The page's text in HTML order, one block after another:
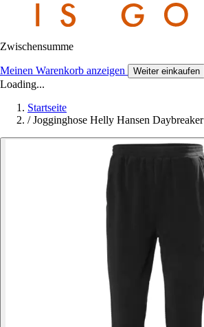
Zwischensumme
Meinen Warenkorb anzeigen Weiter einkaufen
Loading...
Startseite
/ Jogginghose Helly Hansen Daybreaker